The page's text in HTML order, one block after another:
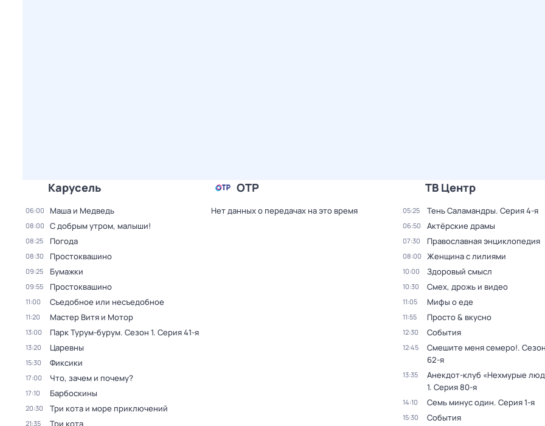
Карусель
06:00 Маша и Медведь
08:00 С добрым утром, малыши!
08:25 Погода
08:30 Простоквашино
09:25 Бумажки
09:55 Простоквашино
11:00 Съедобное или несъедобное
11:20 Мастер Витя и Мотор
13:00 Парк Турум-бурум. Сезон 1. Серия 41-я
13:20 Царевны
15:30 Фиксики
17:00 Что, зачем и почему?
17:10 Барбоскины
20:30 Три кота и море приключений
21:35 Три кота
ОТР
Нет данных о передачах на это время
ТВ Центр
05:25 Тень Саламандры. Серия 4-я
06:50 Актёрские драмы
07:30 Православная энциклопедия
08:00 Женщина с лилиями
10:00 Здоровый смысл
10:30 Смех, дрожь и видео
11:05 Мифы о еде
11:55 Просто & вкусно
12:30 События
12:45 Смешите меня семеро!.
62-я
13:35 Анекдот-клуб «Нехмурые
1. Серия 80-я
14:10 Семь минус один. Серия 1-я
15:30 События